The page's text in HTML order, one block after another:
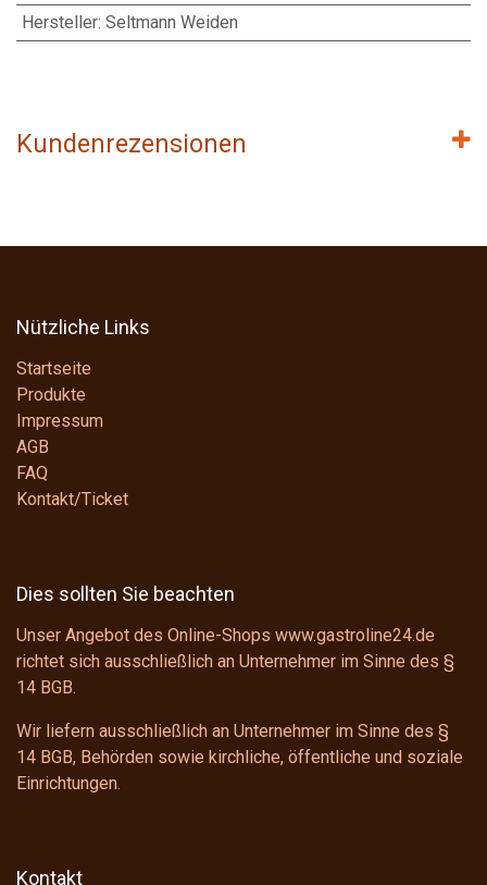
Hersteller: Seltmann Weiden
Kundenrezensionen
Nützliche Links
Startseite
Produkte
Impressum
AGB
FAQ
Kontakt/Ticket
Dies sollten Sie beachten
Unser Angebot des Online-Shops www.gastroline24.de
richtet sich ausschließlich an Unternehmer im Sinne des §
14 BGB.
Wir liefern ausschließlich an Unternehmer im Sinne des §
14 BGB, Behörden sowie kirchliche, öffentliche und soziale
Einrichtungen.
Kontakt